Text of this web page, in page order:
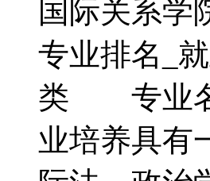
国际关系学
专业排名
类 专业名
业培养具有